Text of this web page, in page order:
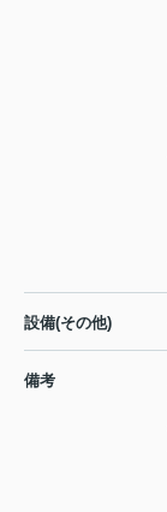
設備(その他)
備考